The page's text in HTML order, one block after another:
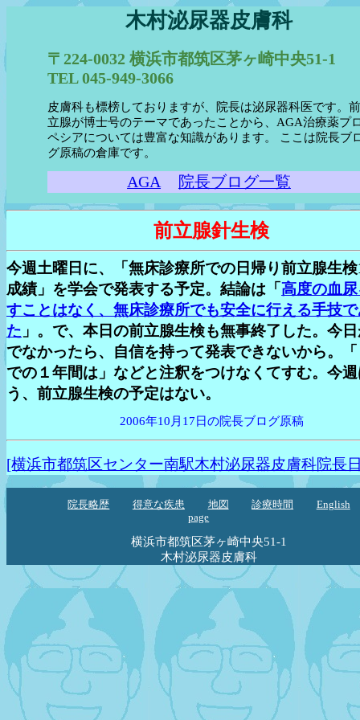
木村泌尿器皮膚科
〒224-0032 横浜市都筑区茅ヶ崎中央51-1
TEL 045-949-3066
皮膚科も標榜しておりますが、院長は泌尿器科医です。
立腺が博士号のテーマであったことから、AGA治療薬プ
ペシアについては豊富な知識があります。 ここは院長ブ
グ原稿の倉庫です。
AGA 院長ブログ一覧
前立腺針生検
今週土曜日に、「無床診療所での日帰り前立腺生
成績」を学会で発表する予定。結論は「高度の血
すことはなく、無床診療所でも安全に行える手技
た 」。で、本日の前立腺生検も無事終了した。今
でなかったら、自信を持って発表できないから。
での１年間は」などと注釈をつけなくてすむ。今
う、前立腺生検の予定はない。
2006年10月17日の院長ブログ原稿
[横浜市都筑区センター南駅木村泌尿器皮膚科院長
院長略歴 得意な疾患 地図 診療時間
English
page
横浜市都筑区茅ヶ崎中央51-1
木村泌尿器皮膚科